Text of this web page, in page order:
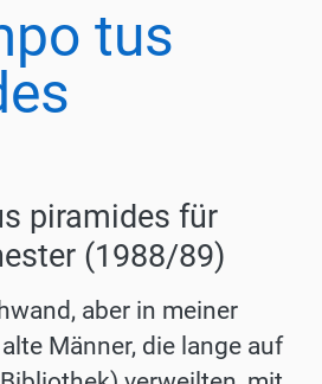
tus
piramides für
(1988/89)
aber in meiner
Männer, die lange auf